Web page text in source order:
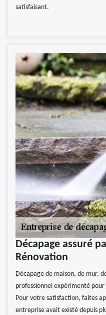
satisfaisant.
Décapage assuré
Rénovation
Décapage de maison, de mur,
professionnel expérimenté
Pour votre satisfaction, faites
entreprise avait existé depuis